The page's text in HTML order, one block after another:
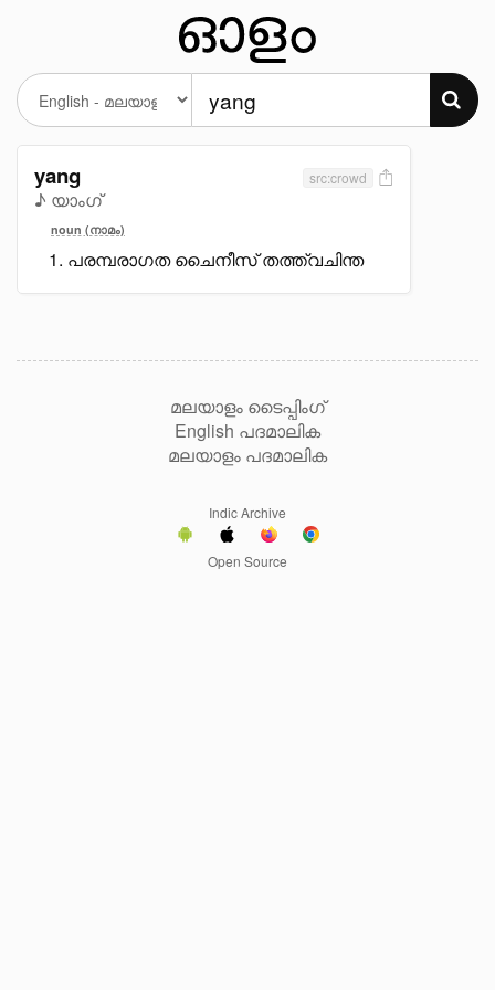
yang
♪ യാംഗ്
src:crowd
noun (നാമം)
പരമ്പരാഗത ചൈനീസ് തത്ത്വചിന്ത
മലയാളം ടൈപ്പിംഗ്
English പദമാലിക
മലയാളം പദമാലിക
Indic Archive
Open Source